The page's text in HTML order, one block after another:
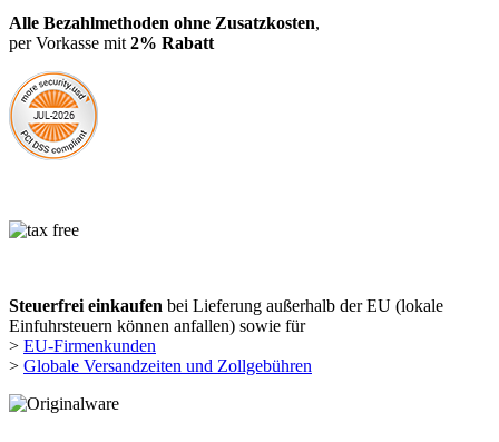
Alle Bezahlmethoden ohne Zusatzkosten,
per Vorkasse mit 2% Rabatt
Steuerfrei einkaufen bei Lieferung außerhalb der EU (lokale
Einfuhrsteuern können anfallen) sowie für
> EU-Firmenkunden
> Globale Versandzeiten und Zollgebühren